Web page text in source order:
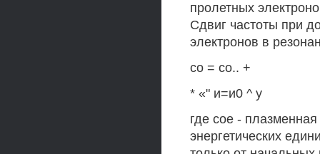
пролетных
Сдвиг частоты при
электронов в
со = со.. +
* «" и=и0 ^ у
где сое -
энергетических